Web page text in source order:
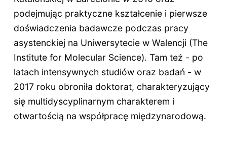
podejmując praktyczne kształcenie i pierwsze
doświadczenia badawcze podczas pracy
asystenckiej na Uniwersytecie w Walencji (The
Institute for Molecular Science). Tam też - po
latach intensywnych studiów oraz badań - w
2017 roku obroniła doktorat, charakteryzujący
się multidyscyplinarnym charakterem i
otwartością na współpracę międzynarodową.